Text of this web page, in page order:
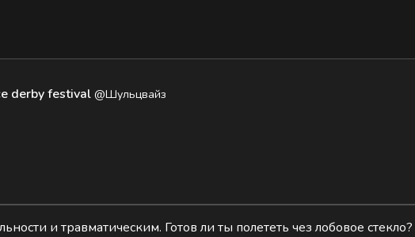
derby festival @Шульцвайз
и травматическим. Готов ли ты полететь чез лобовое стекло?